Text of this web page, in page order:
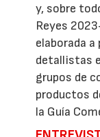
y, sobre
Reyes
elaborada
detallistas
grupos de
productos
la Guía